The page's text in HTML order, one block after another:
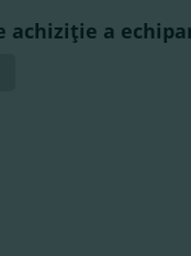
achiziţie a